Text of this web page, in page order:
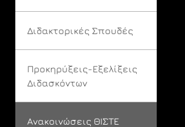
Διδακτορικές Σπουδές
Προκηρύξεις-Εξελίξεις
Διδασκόντων
Ανακοινώσεις ΘΙΣΤΕ